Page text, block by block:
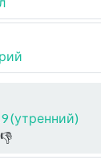
(утренний)